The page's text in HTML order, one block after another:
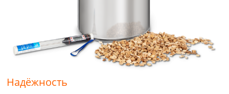
Надёжность